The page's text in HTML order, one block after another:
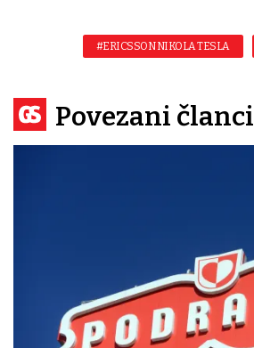
#ERICSSON NIKOLA TESLA
Povezani članci